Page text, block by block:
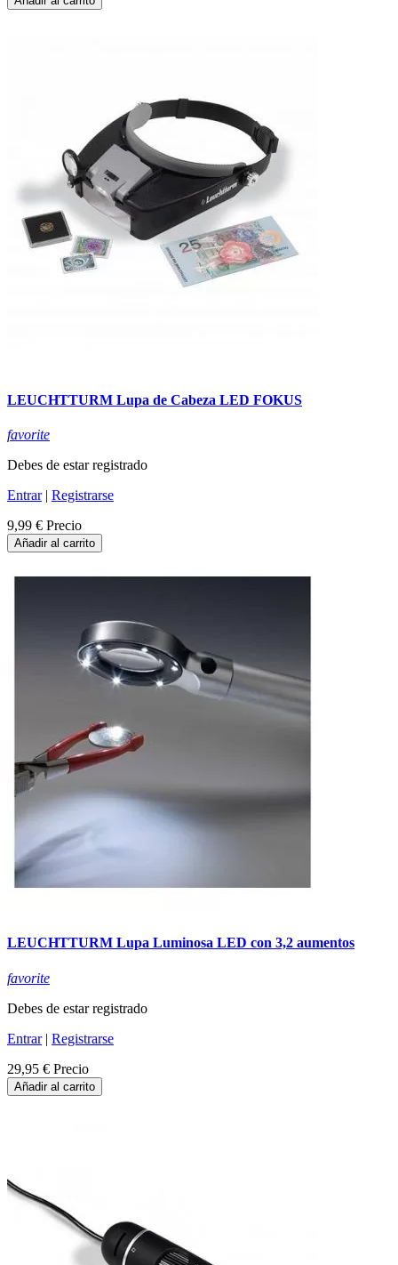
LEUCHTTURM Lupa de Cabeza LED FOKUS
favorite
Debes de estar registrado
Entrar| Registrarse
9,99 € Precio
Añadir al carrito
LEUCHTTURM Lupa Luminosa LED con 3,2 aumentos
favorite
Debes de estar registrado
Entrar| Registrarse
29,95 € Precio
Añadir al carrito